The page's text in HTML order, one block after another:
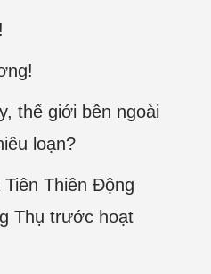
thế giới bên ngoài
loạn?
Thiên Động
Thụ trước hoạt